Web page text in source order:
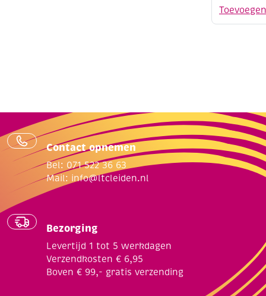
Toevoegen
pipetje
Contact opnemen
Bel: 071 522 36 63
Mail: info@ltcleiden.nl
Bezorging
Levertijd 1 tot 5 werkdagen
Verzendkosten € 6,95
Boven € 99,- gratis verzending